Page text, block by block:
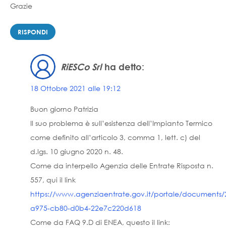
Grazie
RISPONDI
RiESCo Srl ha detto:
18 Ottobre 2021 alle 19:12
Buon giorno Patrizia
Il suo problema è sull’esistenza dell’Impianto Termico
come definito all’articolo 3, comma 1, lett. c) del
d.lgs. 10 giugno 2020 n. 48.
Come da interpello Agenzia delle Entrate Risposta n.
557, qui il link
https://www.agenziaentrate.gov.it/portale/documents/
a975-cb80-d0b4-22e7c220d618
Come da FAQ 9.D di ENEA, questo il link: